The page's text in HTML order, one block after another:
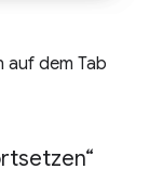
auf dem Tab